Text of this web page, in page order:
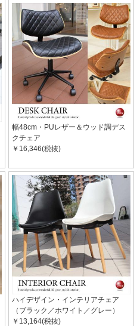
幅48cm・PUレザー＆ウッド調デス
クチェア
￥16,346(税抜)
ハイデザイン・インテリアチェア
（ブラック／ホワイト／グレー）
￥13,164(税抜)